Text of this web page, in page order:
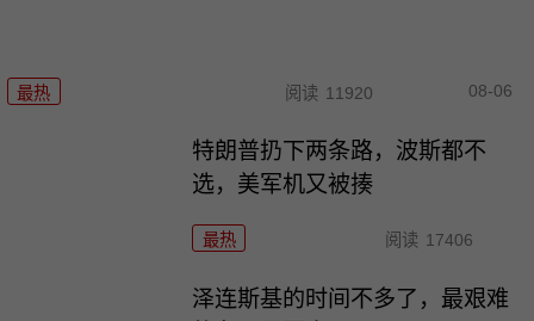
最热 阅读 11920 08-06
特朗普扔下两条路，波斯都不
选，美军机又被揍
最热 阅读 17406
泽连斯基的时间不多了，最艰难